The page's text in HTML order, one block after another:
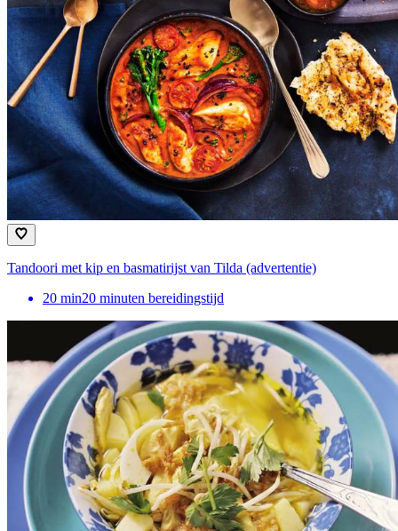
Tandoori met kip en basmatirijst van Tilda (advertentie)
20 min20 minuten bereidingstijd